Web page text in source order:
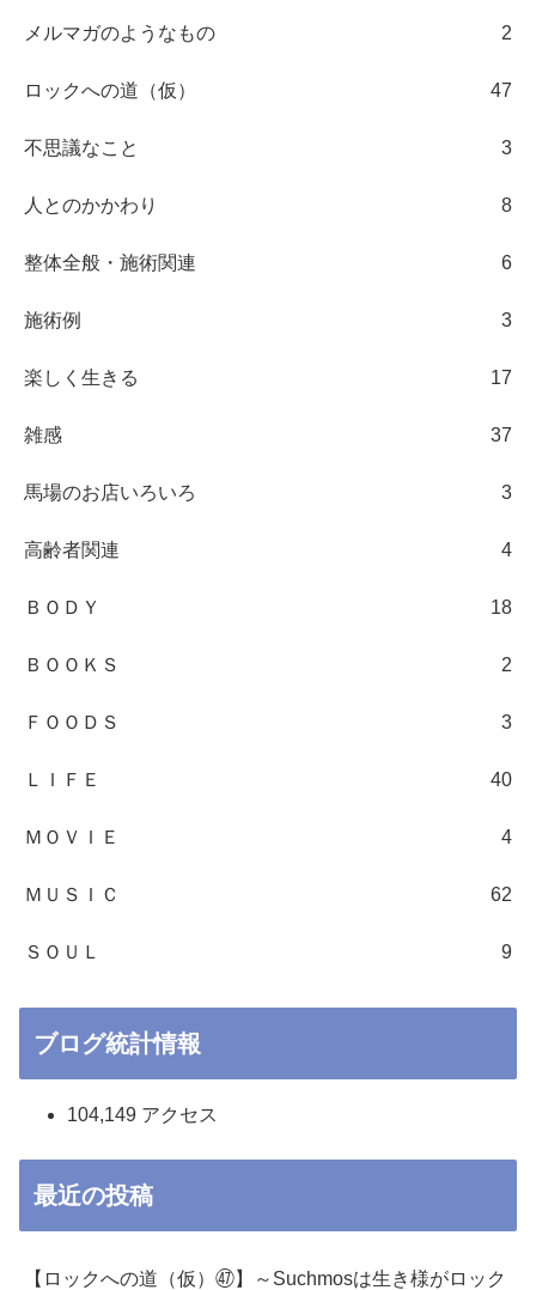
メルマガのようなもの 2
ロックへの道（仮） 47
不思議なこと 3
人とのかかわり 8
整体全般・施術関連 6
施術例 3
楽しく生きる 17
雑感 37
馬場のお店いろいろ 3
高齢者関連 4
ＢＯＤＹ 18
ＢＯＯＫＳ 2
ＦＯＯＤＳ 3
ＬＩＦＥ 40
ＭＯＶＩＥ 4
ＭＵＳＩＣ 62
ＳＯＵＬ 9
ブログ統計情報
104,149 アクセス
最近の投稿
【ロックへの道（仮）㊼】～Suchmosは生き様がロック